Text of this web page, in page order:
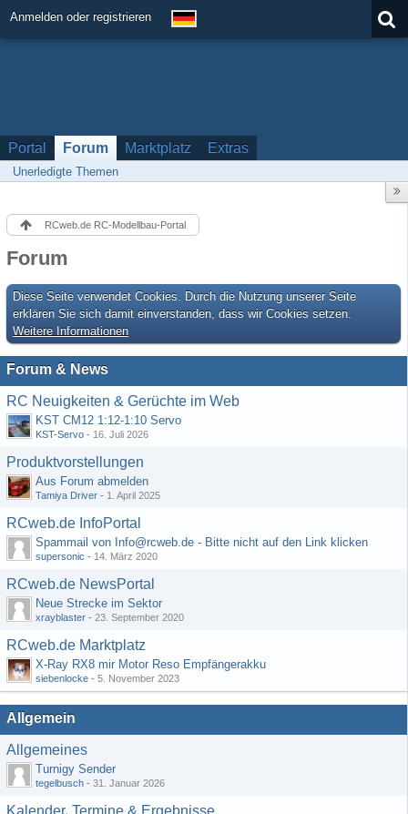
Anmelden oder registrieren
Portal Forum Marktplatz Extras
Unerledigte Themen
RCweb.de RC-Modellbau-Portal
Forum
Diese Seite verwendet Cookies. Durch die Nutzung unserer Seite
erklären Sie sich damit einverstanden, dass wir Cookies setzen.
Weitere Informationen
Forum & News
RC Neuigkeiten & Gerüchte im Web
KST CM12 1:12-1:10 Servo
KST-Servo - 16. Juli 2026
Produktvorstellungen
Aus Forum abmelden
Tamiya Driver - 1. April 2025
RCweb.de InfoPortal
Spammail von Info@rcweb.de - Bitte nicht auf den Link klicken
supersonic - 14. März 2020
RCweb.de NewsPortal
Neue Strecke im Sektor
xrayblaster - 23. September 2020
RCweb.de Marktplatz
X-Ray RX8 mir Motor Reso Empfängerakku
siebenlocke - 5. November 2023
Allgemein
Allgemeines
Turnigy Sender
tegelbusch - 31. Januar 2026
Kalender, Termine & Ergebnisse